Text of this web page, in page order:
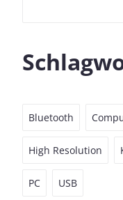
Bluetooth
High Resolution
PC USB